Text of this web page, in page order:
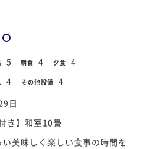
5 朝食 4 夕食 4
4 その他設備 4
日
き】和室10畳
美味しく楽しい食事の時間を